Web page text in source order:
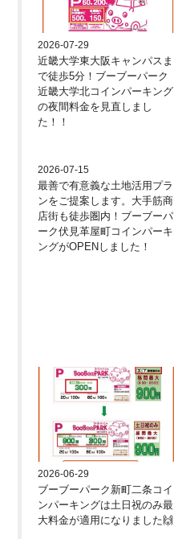
2026-07-29
近畿大学東大阪キャンパスま
で徒歩5分！ブーブーパーク
近畿大学北コインパーキング
の夜間料金を見直しまし
た！！
2026-07-15
最善で有意義な土地活用プラ
ンをご提案します。大手筋商
店街も徒歩圏内！ブーブーパ
ーク伏見革屋町コインパーキ
ングがOPENしました！
2026-06-29
ブーブーパーク新町二条コイ
ンパーキングは土日祝のみ最
大料金が適用になりました🙌